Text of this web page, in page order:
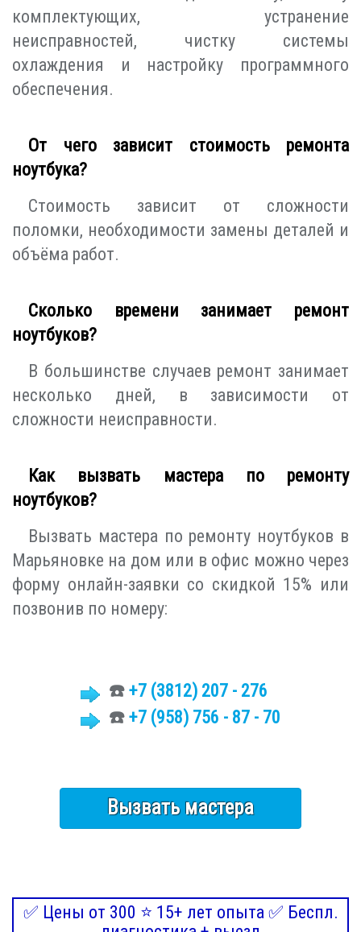
комплектующих, устранение
неисправностей, чистку системы
охлаждения и настройку программного
обеспечения.
От чего зависит стоимость ремонта
ноутбука?
Стоимость зависит от сложности
поломки, необходимости замены деталей и
объёма работ.
Сколько времени занимает ремонт
ноутбуков?
В большинстве случаев ремонт занимает
несколько дней, в зависимости от
сложности неисправности.
Как вызвать мастера по ремонту
ноутбуков?
Вызвать мастера по ремонту ноутбуков в
Марьяновке на дом или в офис можно через
форму онлайн-заявки со скидкой 15% или
позвонив по номеру:
☎️ +7 (3812) 207 - 276
☎️ +7 (958) 756 - 87 - 70
Вызвать мастера
✅ Цены от 300 ⭐ 15+ лет опыта ✅ Беспл.